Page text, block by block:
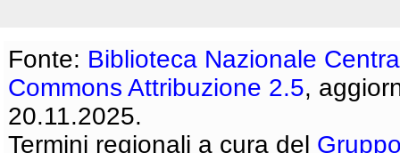
Fonte: Biblioteca Nazionale
Commons Attribuzione 2.5,
20.11.2025.
Termini regionali a cura del